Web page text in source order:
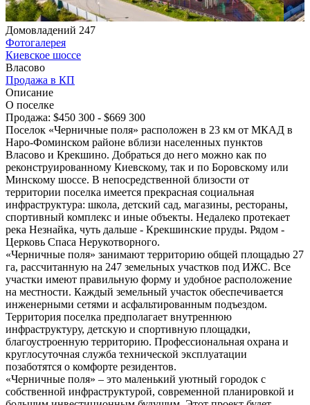
Домовладений 247
Фотогалерея
Киевское шоссе
Власово
Продажа в КП
Описание
О поселке
Продажа: $450 300 - $669 300
Поселок «Черничные поля» расположен в 23 км от МКАД в
Наро-Фоминском районе вблизи населенных пунктов
Власово и Крекшино. Добраться до него можно как по
реконструированному Киевскому, так и по Боровскому или
Минскому шоссе. В непосредственной близости от
территории поселка имеется прекрасная социальная
инфраструктура: школа, детский сад, магазины, рестораны,
спортивный комплекс и иные объекты. Недалеко протекает
река Незнайка, чуть дальше - Крекшинские пруды. Рядом -
Церковь Спаса Нерукотворного.
«Черничные поля» занимают территорию общей площадью 27
га, рассчитанную на 247 земельных участков под ИЖС. Все
участки имеют правильную форму и удобное расположение
на местности. Каждый земельный участок обеспечивается
инженерными сетями и асфальтированным подъездом.
Территория поселка предполагает внутреннюю
инфраструктуру, детскую и спортивную площадки,
благоустроенную территорию. Профессиональная охрана и
круглосуточная служба технической эксплуатации
позаботятся о комфорте резидентов.
«Черничные поля» – это маленький уютный городок с
собственной инфраструктурой, современной планировкой и